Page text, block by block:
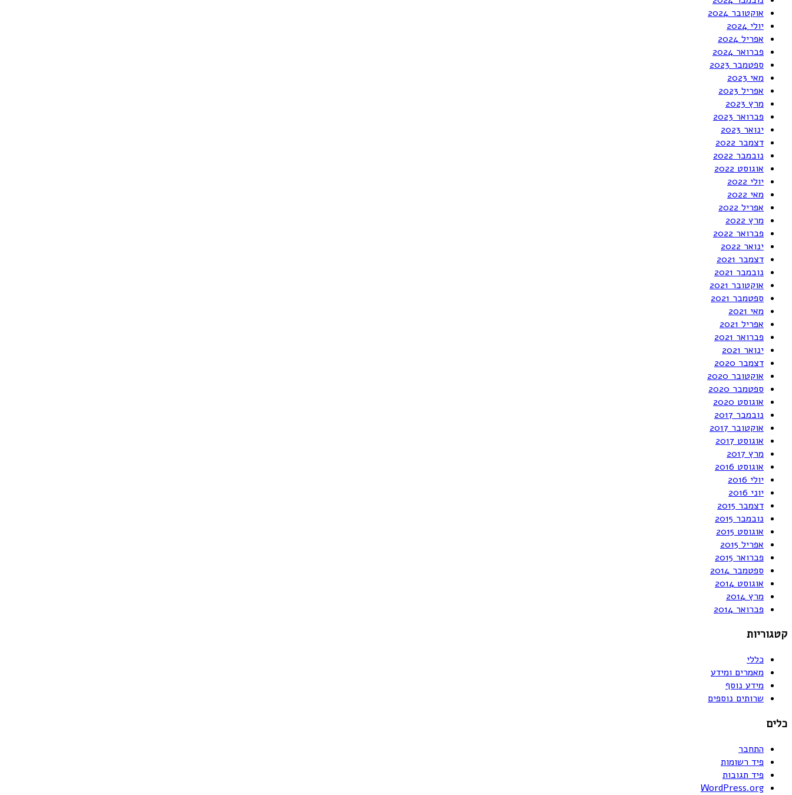
אוקטובר 2024
יולי 2024
אפריל 2024
פברואר 2024
ספטמבר 2023
מאי 2023
אפריל 2023
מרץ 2023
פברואר 2023
ינואר 2023
דצמבר 2022
נובמבר 2022
אוגוסט 2022
יולי 2022
מאי 2022
אפריל 2022
מרץ 2022
פברואר 2022
ינואר 2022
דצמבר 2021
נובמבר 2021
אוקטובר 2021
ספטמבר 2021
מאי 2021
אפריל 2021
פברואר 2021
ינואר 2021
דצמבר 2020
אוקטובר 2020
ספטמבר 2020
אוגוסט 2020
נובמבר 2017
אוקטובר 2017
אוגוסט 2017
מרץ 2017
אוגוסט 2016
יולי 2016
יוני 2016
דצמבר 2015
נובמבר 2015
אוגוסט 2015
אפריל 2015
פברואר 2015
ספטמבר 2014
אוגוסט 2014
מרץ 2014
פברואר 2014
קטגוריות
כללי
מאמרים ומידע
מידע נוסף
שרותים נוספים
כלים
התחבר
פיד רשומות
פיד תגובות
WordPress.org